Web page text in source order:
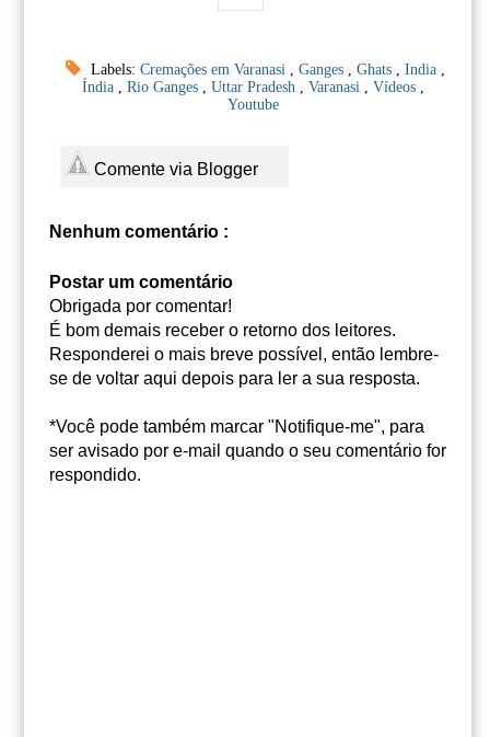
Labels: Cremações em Varanasi , Ganges , Ghats , India ,
Índia , Rio Ganges , Uttar Pradesh , Varanasi , Vídeos ,
Youtube
Comente via Blogger
Nenhum comentário :
Postar um comentário
Obrigada por comentar!
É bom demais receber o retorno dos leitores.
Responderei o mais breve possível, então lembre-
se de voltar aqui depois para ler a sua resposta.
*Você pode também marcar "Notifique-me", para
ser avisado por e-mail quando o seu comentário for
respondido.